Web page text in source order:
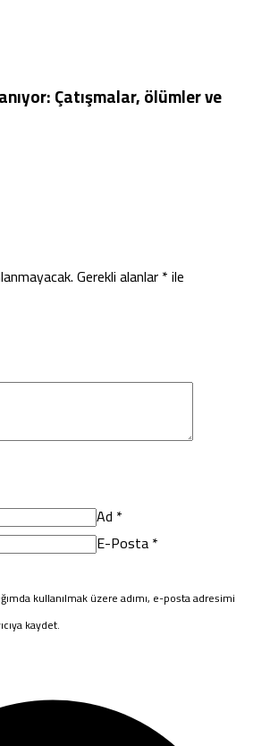
Çatışmalar, ölümler ve
Gerekli alanlar*ile
Ad *
E-Posta*
kullanılmak üzere adımı, e-posta adresimi
kaydet.